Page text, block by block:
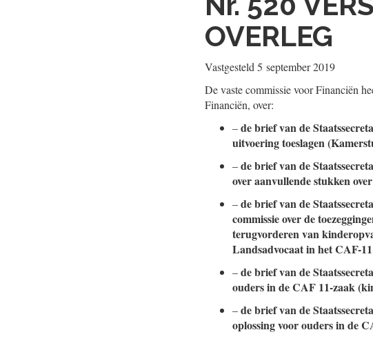
OVERLEG
Vastgesteld 5 september 2019
De vaste commissie voor Financiën
Financiën, over:
–de brief van de
uitvoering toeslagen
–de brief van de
over aanvullende stukken
–de brief van de
commissie over de
terugvorderen van
Landsadvocaat in het CAF-
–de brief van de
ouders in de CAF 11-zaak
–de brief van de
oplossing voor ouders in de